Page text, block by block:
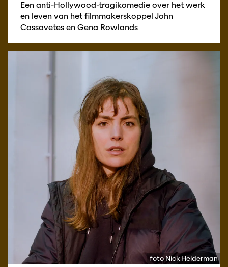
Een anti-Hollywood-tragikomedie over het werk
en leven van het filmmakerskoppel John
Cassavetes en Gena Rowlands
foto Nick Helderman